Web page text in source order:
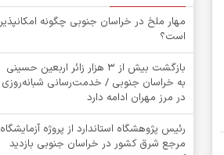
‌مهار ملخ در خراسان جنوبی چگونه امکانپذیر
است؟
بازگشت بیش از ۳ هزار زائر اربعین حسینی
به خراسان جنوبی / خدمت‌رسانی شبانه‌روزی
در مرز مهران ادامه دارد
رئیس پژوهشگاه استاندارد از پروژه آزمایشگاه
مرجع شرق کشور در خراسان جنوبی بازدید